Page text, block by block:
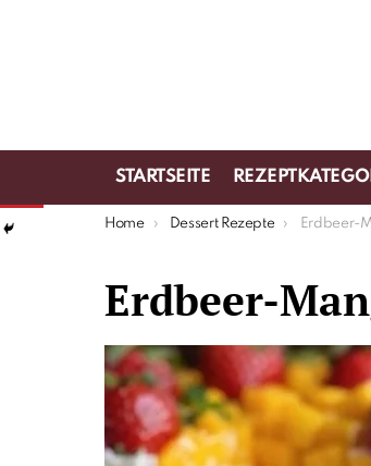
STARTSEITE
You are here:
Home Dessert Rezepte Erdbeer-
Erdbeer-